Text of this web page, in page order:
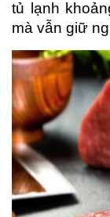
tủ lạnh
mà vẫn giữ